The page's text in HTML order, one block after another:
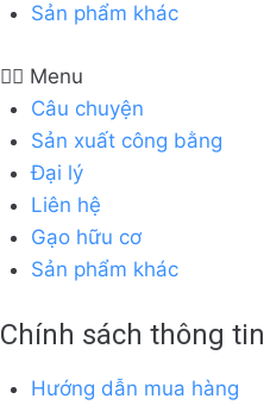
Sản phẩm khác
Menu
Câu chuyện
Sản xuất công bằng
Đại lý
Liên hệ
Gạo hữu cơ
Sản phẩm khác
Chính sách thông tin
Hướng dẫn mua hàng